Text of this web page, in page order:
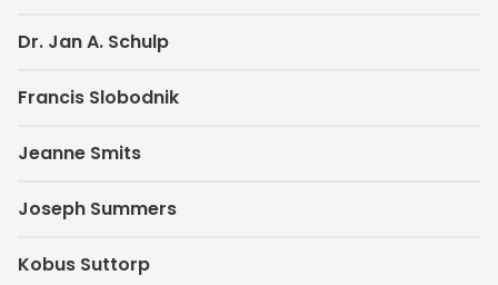
Dr. Jan A. Schulp
Francis Slobodnik
Jeanne Smits
Joseph Summers
Kobus Suttorp